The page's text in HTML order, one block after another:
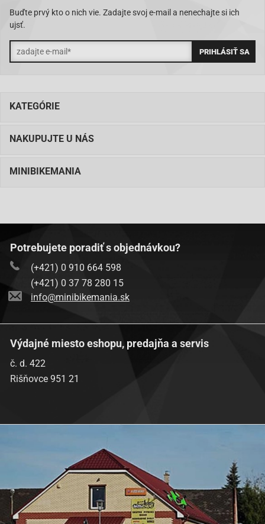
Buďte prvý kto o nich vie. Zadajte svoj e-mail a nenechajte si ich
ujsť.
KATEGÓRIE
NAKUPUJTE U NÁS
MINIBIKEMANIA
Potrebujete poradiť s objednávkou?
(+421) 0 910 664 598
(+421) 0 37 78 280 15
info@minibikemania.sk
Výdajné miesto eshopu, predajňa a servis
č. d. 422
Rišňovce 951 21